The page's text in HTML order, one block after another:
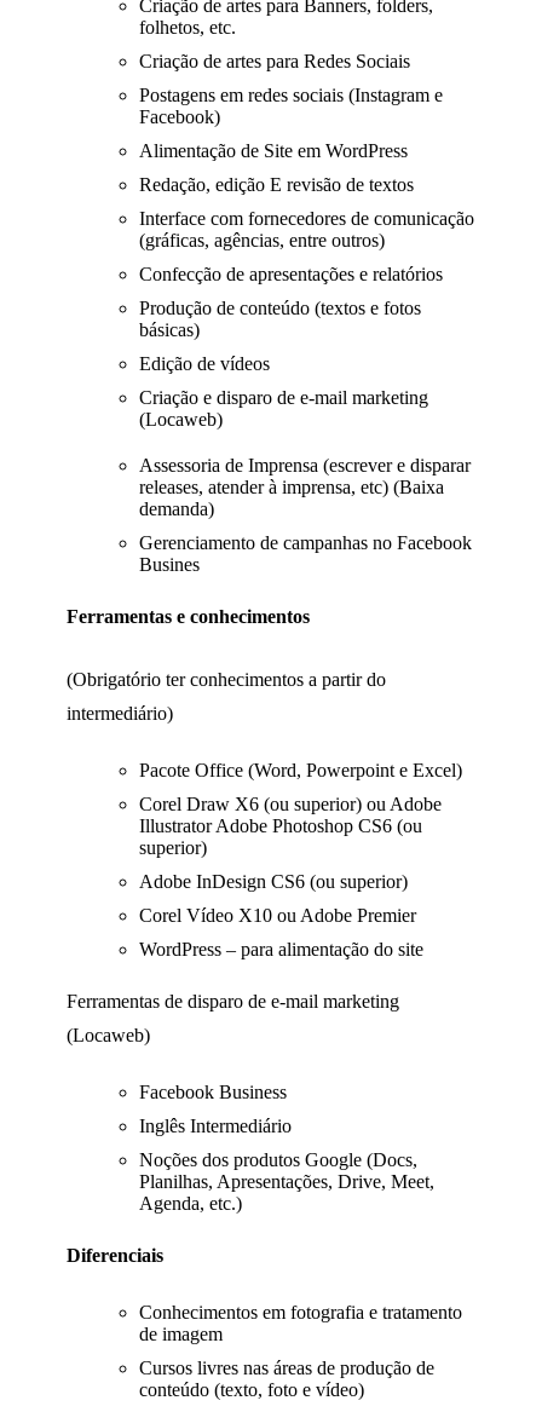
Criação de artes para Banners, folders,
folhetos, etc.
Criação de artes para Redes Sociais
Postagens em redes sociais (Instagram e
Facebook)
Alimentação de Site em WordPress
Redação, edição E revisão de textos
Interface com fornecedores de comunicação
(gráficas, agências, entre outros)
Confecção de apresentações e relatórios
Produção de conteúdo (textos e fotos
básicas)
Edição de vídeos
Criação e disparo de e-mail marketing
(Locaweb)
Assessoria de Imprensa (escrever e disparar
releases, atender à imprensa, etc) (Baixa
demanda)
Gerenciamento de campanhas no Facebook
Busines
Ferramentas e conhecimentos
(Obrigatório ter conhecimentos a partir do
intermediário)
Pacote Office (Word, Powerpoint e Excel)
Corel Draw X6 (ou superior) ou Adobe
Illustrator Adobe Photoshop CS6 (ou
superior)
Adobe InDesign CS6 (ou superior)
Corel Vídeo X10 ou Adobe Premier
WordPress – para alimentação do site
Ferramentas de disparo de e-mail marketing
(Locaweb)
Facebook Business
Inglês Intermediário
Noções dos produtos Google (Docs,
Planilhas, Apresentações, Drive, Meet,
Agenda, etc.)
Diferenciais
Conhecimentos em fotografia e tratamento
de imagem
Cursos livres nas áreas de produção de
conteúdo (texto, foto e vídeo)